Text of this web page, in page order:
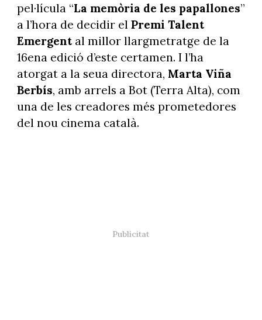
pel·lícula “La memòria de les papallones”
a l’hora de decidir el Premi Talent
Emergental millor llargmetratge de la
16ena edició d’este certamen. I l’ha
atorgat a la seua directora, Marta Viña
Berbís, amb arrels a Bot (Terra Alta), com
una de les creadores més prometedores
del nou cinema català.